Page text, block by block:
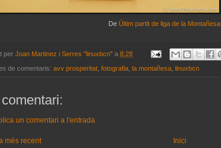
De Últim partit de liga de la Montañesa
per Joan Martinez i Serres "linuxbcn" a 8:28
de comentaris: avv prosperitat fotografia la montañesa linuxbcn
un comentari a l'entrada
més recent Inici